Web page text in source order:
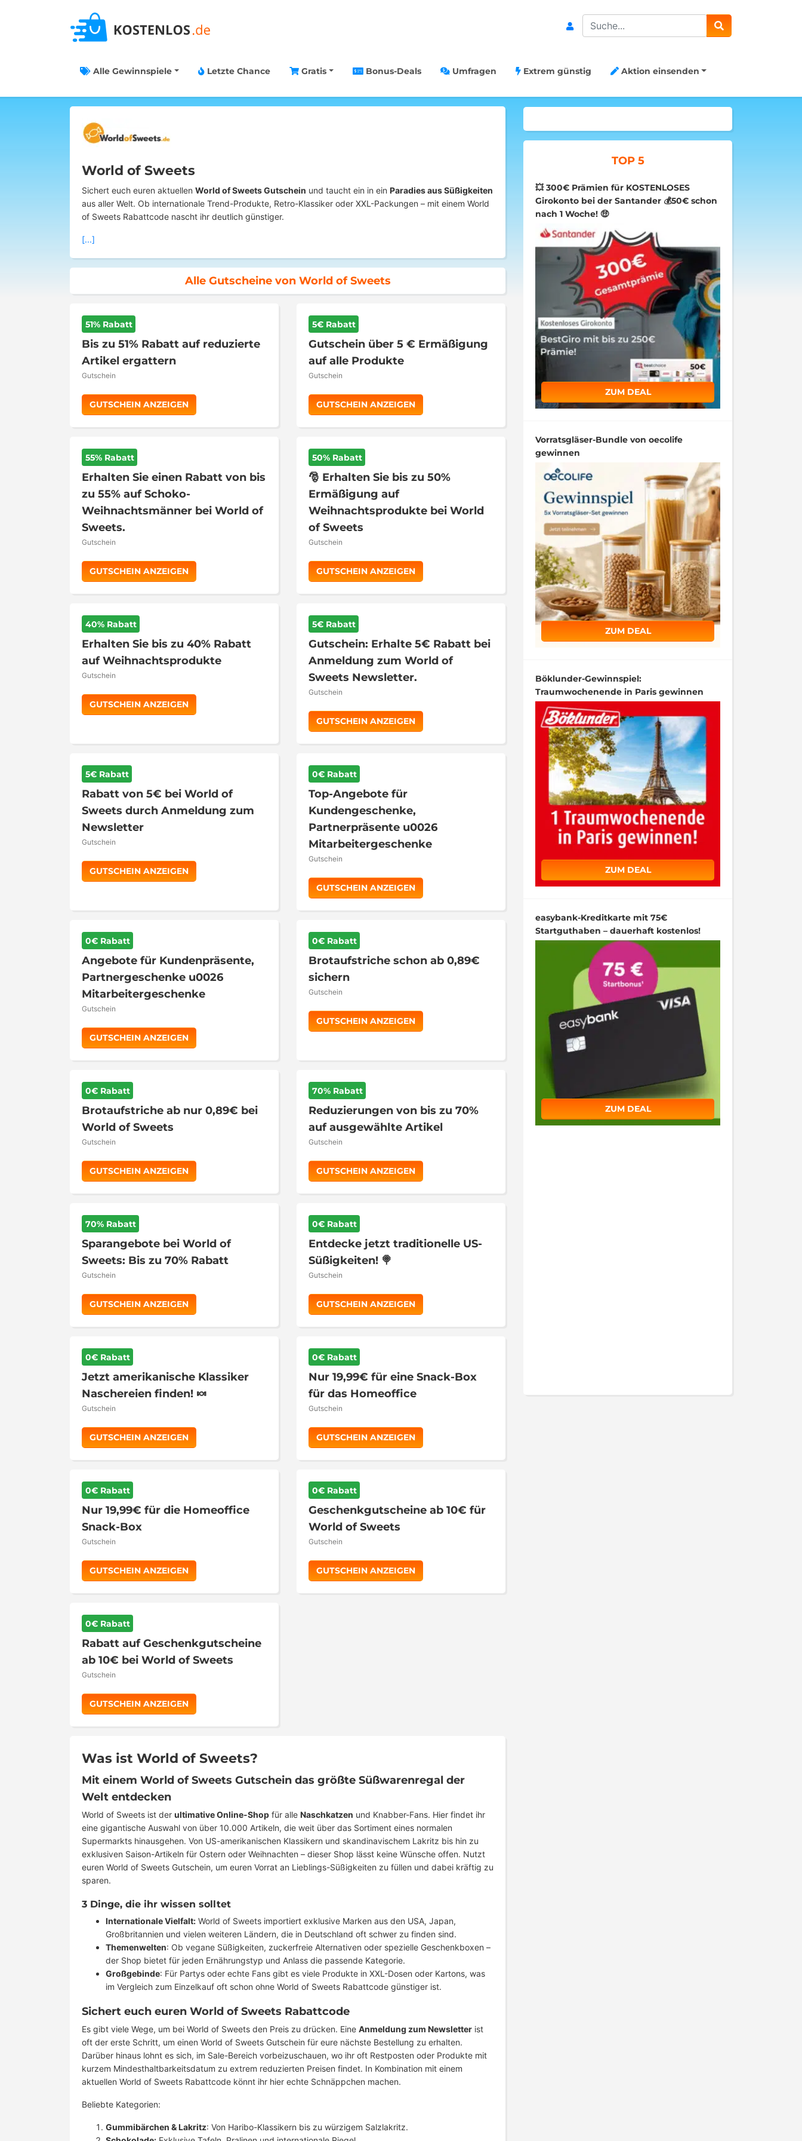
Search
Alle Gewinnspiele Letzte Chance Gratis Bonus-Deals Umfragen Extrem günstig Aktion einsenden
World of Sweets
Sichert euch euren aktuellen World of Sweets Gutschein und taucht ein in ein Paradies aus Süßigkeiten
aus aller Welt. Ob internationale Trend-Produkte, Retro-Klassiker oder XXL-Packungen – mit einem World
of Sweets Rabattcode nascht ihr deutlich günstiger.
[...]
Alle Gutscheine von World of Sweets
51% Rabatt
Bis zu 51% Rabatt auf reduzierte
Artikel ergattern
Gutschein
GUTSCHEIN ANZEIGEN
5€ Rabatt
Gutschein über 5 € Ermäßigung
auf alle Produkte
Gutschein
GUTSCHEIN ANZEIGEN
55% Rabatt
Erhalten Sie einen Rabatt von bis
zu 55% auf Schoko-
Weihnachtsmänner bei World of
Sweets.
Gutschein
GUTSCHEIN ANZEIGEN
50% Rabatt
🎅 Erhalten Sie bis zu 50%
Ermäßigung auf
Weihnachtsprodukte bei World
of Sweets
Gutschein
GUTSCHEIN ANZEIGEN
40% Rabatt
Erhalten Sie bis zu 40% Rabatt
auf Weihnachtsprodukte
Gutschein
GUTSCHEIN ANZEIGEN
5€ Rabatt
Gutschein: Erhalte 5€ Rabatt bei
Anmeldung zum World of
Sweets Newsletter.
Gutschein
GUTSCHEIN ANZEIGEN
5€ Rabatt
Rabatt von 5€ bei World of
Sweets durch Anmeldung zum
Newsletter
Gutschein
GUTSCHEIN ANZEIGEN
0€ Rabatt
Top-Angebote für
Kundengeschenke,
Partnerpräsente u0026
Mitarbeitergeschenke
Gutschein
GUTSCHEIN ANZEIGEN
0€ Rabatt
Angebote für Kundenpräsente,
Partnergeschenke u0026
Mitarbeitergeschenke
Gutschein
GUTSCHEIN ANZEIGEN
0€ Rabatt
Brotaufstriche schon ab 0,89€
sichern
Gutschein
GUTSCHEIN ANZEIGEN
0€ Rabatt
Brotaufstriche ab nur 0,89€ bei
World of Sweets
Gutschein
GUTSCHEIN ANZEIGEN
70% Rabatt
Reduzierungen von bis zu 70%
auf ausgewählte Artikel
Gutschein
GUTSCHEIN ANZEIGEN
70% Rabatt
Sparangebote bei World of
Sweets: Bis zu 70% Rabatt
Gutschein
GUTSCHEIN ANZEIGEN
0€ Rabatt
Entdecke jetzt traditionelle US-
Süßigkeiten! 🍭
Gutschein
GUTSCHEIN ANZEIGEN
0€ Rabatt
Jetzt amerikanische Klassiker
Naschereien finden! 🍬
Gutschein
GUTSCHEIN ANZEIGEN
0€ Rabatt
Nur 19,99€ für eine Snack-Box
für das Homeoffice
Gutschein
GUTSCHEIN ANZEIGEN
0€ Rabatt
Nur 19,99€ für die Homeoffice
Snack-Box
Gutschein
GUTSCHEIN ANZEIGEN
0€ Rabatt
Geschenkgutscheine ab 10€ für
World of Sweets
Gutschein
GUTSCHEIN ANZEIGEN
0€ Rabatt
Rabatt auf Geschenkgutscheine
ab 10€ bei World of Sweets
Gutschein
GUTSCHEIN ANZEIGEN
Was ist World of Sweets?
Mit einem World of Sweets Gutschein das größte Süßwarenregal der
Welt entdecken
World of Sweets ist der ultimative Online-Shop für alle Naschkatzen und Knabber-Fans. Hier findet ihr
eine gigantische Auswahl von über 10.000 Artikeln, die weit über das Sortiment eines normalen
Supermarkts hinausgehen. Von US-amerikanischen Klassikern und skandinavischem Lakritz bis hin zu
exklusiven Saison-Artikeln für Ostern oder Weihnachten – dieser Shop lässt keine Wünsche offen. Nutzt
euren World of Sweets Gutschein, um euren Vorrat an Lieblings-Süßigkeiten zu füllen und dabei kräftig zu
sparen.
3 Dinge, die ihr wissen solltet
Internationale Vielfalt: World of Sweets importiert exklusive Marken aus den USA, Japan,
Großbritannien und vielen weiteren Ländern, die in Deutschland oft schwer zu finden sind.
Themenwelten: Ob vegane Süßigkeiten, zuckerfreie Alternativen oder spezielle Geschenkboxen –
der Shop bietet für jeden Ernährungstyp und Anlass die passende Kategorie.
Großgebinde: Für Partys oder echte Fans gibt es viele Produkte in XXL-Dosen oder Kartons, was
im Vergleich zum Einzelkauf oft schon ohne World of Sweets Rabattcode günstiger ist.
Sichert euch euren World of Sweets Rabattcode
Es gibt viele Wege, um bei World of Sweets den Preis zu drücken. Eine Anmeldung zum Newsletter ist
oft der erste Schritt, um einen World of Sweets Gutschein für eure nächste Bestellung zu erhalten.
Darüber hinaus lohnt es sich, im Sale-Bereich vorbeizuschauen, wo ihr oft Restposten oder Produkte mit
kurzem Mindesthaltbarkeitsdatum zu extrem reduzierten Preisen findet. In Kombination mit einem
aktuellen World of Sweets Rabattcode könnt ihr hier echte Schnäppchen machen.
Beliebte Kategorien:
Gummibärchen & Lakritz: Von Haribo-Klassikern bis zu würzigem Salzlakritz.
TOP 5
💥 300€ Prämien für KOSTENLOSES
Girokonto bei der Santander 💰50€ schon
nach 1 Woche! 🤑
ZUM DEAL
Vorratsgläser-Bundle von oecolife
gewinnen
ZUM DEAL
Böklunder-Gewinnspiel:
Traumwochenende in Paris gewinnen
ZUM DEAL
easybank-Kreditkarte mit 75€
Startguthaben – dauerhaft kostenlos!
ZUM DEAL